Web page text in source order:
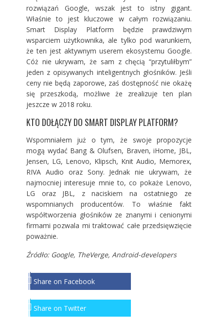
rozwiązań Google, wszak jest to istny gigant.
Właśnie to jest kluczowe w całym rozwiązaniu.
Smart Display Platform będzie prawdziwym
wsparciem użytkownika, ale tylko pod warunkiem,
że ten jest aktywnym userem ekosystemu Google.
Cóż nie ukrywam, że sam z chęcią “przytuliłbym”
jeden z opisywanych inteligentnych głośników. Jeśli
ceny nie będą zaporowe, zaś dostępność nie okażę
się przeszkodą, możliwe że zrealizuje ten plan
jeszcze w 2018 roku.
KTO DOŁĄCZY DO SMART DISPLAY PLATFORM?
Wspomniałem już o tym, że swoje propozycje
mogą wydać Bang & Olufsen, Braven, iHome, JBL,
Jensen, LG, Lenovo, Klipsch, Knit Audio, Memorex,
RIVA Audio oraz Sony. Jednak nie ukrywam, że
najmocniej interesuje mnie to, co pokaże Lenovo,
LG oraz JBL, z naciskiem na ostatniego ze
wspomnianych producentów. To właśnie fakt
współtworzenia głośników ze znanymi i cenionymi
firmami pozwala mi traktować całe przedsięwzięcie
poważnie.
Źródło: Google, TheVerge, Android-developers
Share on Facebook
Share on Twitter